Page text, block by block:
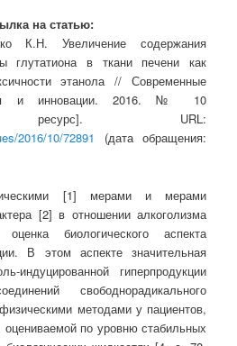
на статью:
К.Н. Увеличение содержания
глутатиона в ткани печени как
этанола // Современные
и инновации. 2016. № 10
ресурс]. URL:
2016/10/72891
(дата обращения:
[1] мерами и мерами
[2] в отношении алкоголизма
биологического аспекта
В этом аспекте значительная
индуцированной гиперпродукции
свободнорадикального
методами у пациентов,
по уровню стабильных